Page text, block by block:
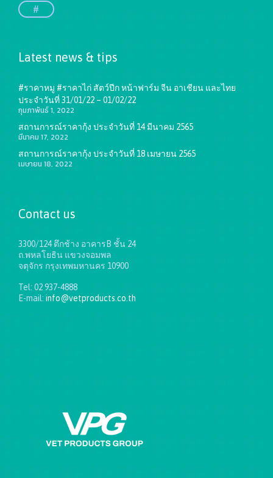
#
Latest news & tips
#ราคาหมู #ราคาไก่ สัตว์ปีก หน้าฟาร์ม จีน อาเชียน และไทย
ประจำวันที่ 31/01/22 – 01/02/22
กุมภาพันธ์ 1, 2022
สถานการณ์ราคากุ้ง ประจำวันที่ 14 มีนาคม 2565
มีนาคม 17, 2022
สถานการณ์ราคากุ้ง ประจำวันที่ 18 เมษายน 2565
เมษายน 18, 2022
Contact us
3300/124 ตึกช้าง อาคารB ชั้น 24
ถ.พหลโยธิน แขวงจอมพล
จตุจักร กรุงเทพมหานคร 10900
Tel: 02 937-4888
E-mail: info@vetproducts.co.th